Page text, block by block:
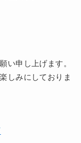
い申し上げます。
しみにしておりま